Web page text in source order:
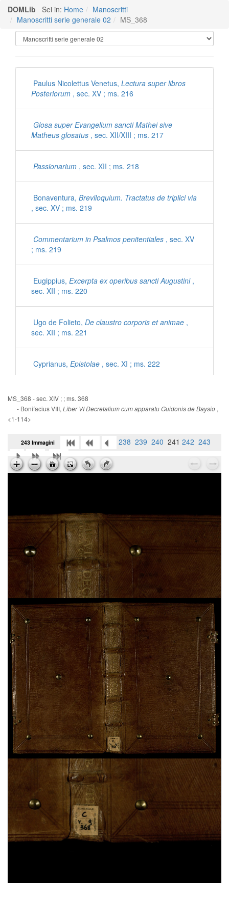
DOMLib Sei in: Home
Manoscritti
Manoscritti serie generale 02
MS_368
Manoscritti Polironiani
Paulus Nicolettus Venetus, Lectura super libros
Posteriorum , sec. XV ; ms. 216
Glosa super Evangelium sancti Mathei sive
Matheus glosatus , sec. XII/XIII ; ms. 217
Passionarium , sec. XII ; ms. 218
Bonaventura, Breviloquium. Tractatus de triplici via
, sec. XV ; ms. 219
Commentarium in Psalmos penitentiales , sec. XV
; ms. 219
Eugippius, Excerpta ex operibus sancti Augustini ,
sec. XII ; ms. 220
Ugo de Folieto, De claustro corporis et animae ,
sec. XII ; ms. 221
Cyprianus, Epistolae , sec. XI ; ms. 222
Iohannes Mediocris Neapolitanus,
XI ; ms. 222
ms. 223
Johannes Climacus,Gradatio spiritualis, sec. XV ;
ms. 225
Johannes Chrysostomus,
Ad Stagirium monachum
, sec. XV ; ms. 225
Gregorius Magnus,Moralium in Job a libro XXVIII
usque ad finem
, sec. XII ; ms. 226
Bernardus Claravallensis,Epistulae , sec. XV ; ms.
227
Caesarius,Homiliae, sec. XV ; ms. 227
Antoninus Florentinus,Tractatus de restitutione.
Tractatus de defectibus missae.
Excommunicationes ex Summa, sec. XV ; ms. 283
Bernardus Claraevallensis,
dispensation, sec. XV ; ms. 286
[Escerti di testi diversi. Testi diversi riguardanti il
peccato e la confessione]
, sec. XV ; ms. 286
MS_368 - sec. XIV ; ; ms. 368
- Bonifacius VIII, Liber VI Decretalium cum apparatu Guidonis de Baysio ,
<1-114>
243 Immagini 238 239 240 241 242 243